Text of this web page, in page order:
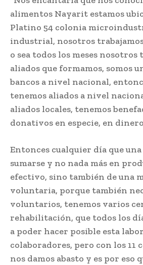
alimentos Nayarit estamos
Platino 54 colonia
industrial, nosotros
o sea todos los meses nosotros
aliados que formamos, somos
bancos a nivel nacional,
tenemos aliados a nivel
aliados locales, tenemos
donativos en especie, en
Entonces cualquier día que
sumarse y no nada más en
efectivo, sino también de una
voluntaria, porque también
voluntarios, tenemos varios
rehabilitación, que todos los
a poder hacer posible esta
colaboradores, pero con los 11
nos damos abasto y es por eso